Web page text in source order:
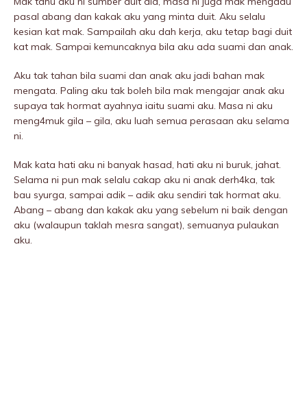
pasal abang dan kakak aku yang minta duit. Aku selalu
kesian kat mak. Sampailah aku dah kerja, aku tetap bagi duit
kat mak. Sampai kemuncaknya bila aku ada suami dan anak.
Aku tak tahan bila suami dan anak aku jadi bahan mak
mengata. Paling aku tak boleh bila mak mengajar anak aku
supaya tak hormat ayahnya iaitu suami aku. Masa ni aku
meng4muk giIa – giIa, aku luah semua perasaan aku selama
ni.
Mak kata hati aku ni banyak hasad, hati aku ni buruk, jahat.
Selama ni pun mak selalu cakap aku ni anak derh4ka, tak
bau syurga, sampai adik – adik aku sendiri tak hormat aku.
Abang – abang dan kakak aku yang sebelum ni baik dengan
aku (walaupun taklah mesra sangat), semuanya pulaukan
aku.